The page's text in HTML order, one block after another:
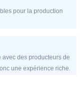
pour la production
des producteurs de
une expérience riche.